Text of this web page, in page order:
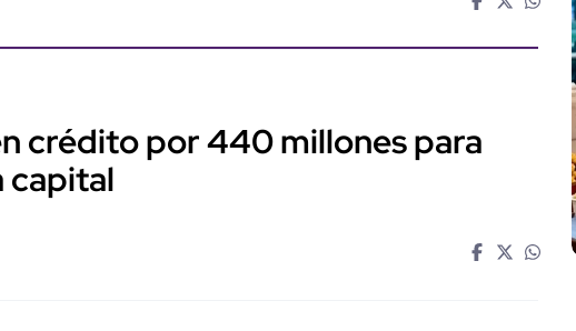
crédito por 440 millones para
capital